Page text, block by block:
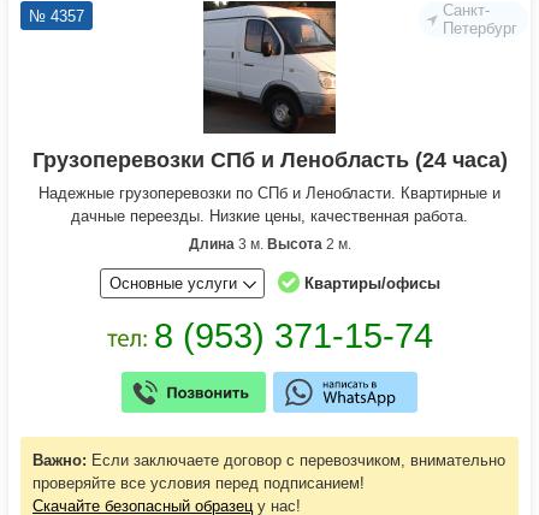
Санкт-
Петербург
№ 4357
Грузоперевозки СПб и Ленобласть (24 часа)
Надежные грузоперевозки по СПб и Ленобласти. Квартирные и
дачные переезды. Низкие цены, качественная работа.
Длина3 м. Высота2 м.
Основные услуги Квартиры/офисы
Важно: Если заключаете договор с перевозчиком, внимательно
проверяйте все условия перед подписанием!
Скачайте безопасный образецу нас!